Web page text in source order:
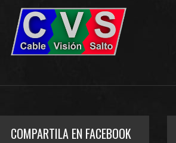
COMPARTILA EN FACEBOOK